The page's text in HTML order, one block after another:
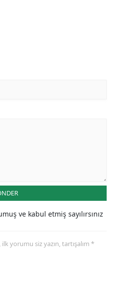
ve kabul etmiş sayılırsınız
yorumu siz yazın, tartışalım *